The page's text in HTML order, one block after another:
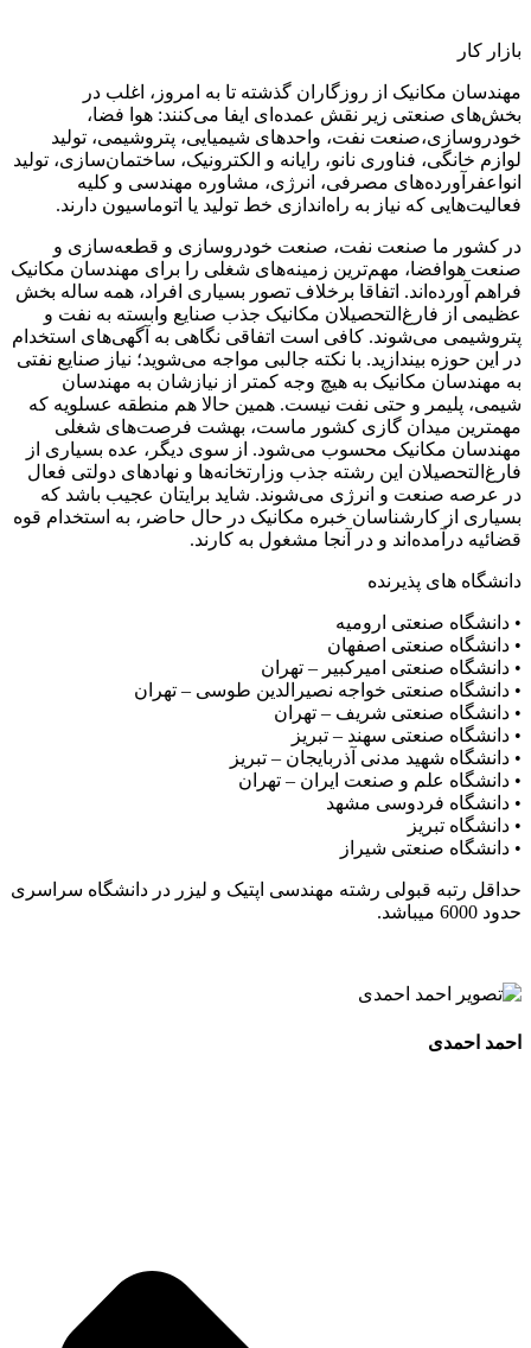
بازار کار
مهندسان مکانیک از روزگاران گذشته تا به امروز، اغلب در
بخش‌های صنعتی زیر نقش عمده‌ای ایفا می‌کنند: هوا فضا،
خودروسازی،صنعت نفت، واحدهای شیمیایی، پتروشیمی، تولید
لوازم خانگی، فناوری نانو، رایانه و الکترونیک، ساختمان‌سازی، تولید
انواعفرآورده‌های مصرفی، انرژی، مشاوره مهندسی و کلیه
فعالیت‌هایی که نیاز به راه‌اندازی خط تولید یا اتوماسیون دارند.
در کشور ما صنعت نفت، صنعت خودروسازی و قطعه‌سازی و
صنعت هوافضا، مهم‌ترین زمینه‌های شغلی را برای مهندسان مکانیک
فراهم آورده‌اند. اتفاقا برخلاف تصور بسیاری افراد، همه ساله بخش
عظیمی از فارغ‌التحصیلان مکانیک جذب صنایع وابسته به نفت و
پتروشیمی می‌شوند. کافی است اتفاقی نگاهی به آگهی‌های استخدام
در این حوزه بیندازید. با نکته جالبی مواجه می‌شوید؛ نیاز صنایع نفتی
به مهندسان مکانیک به هیچ وجه کمتر از نیازشان به مهندسان
شیمی، پلیمر و حتی نفت نیست. همین حالا هم منطقه عسلویه که
مهمترین میدان گازی کشور ماست، بهشت فرصت‌های شغلی
مهندسان مکانیک محسوب می‌شود. از سوی دیگر، عده بسیاری از
فارغ‌التحصیلان این رشته جذب وزارتخانه‌ها و نهادهای دولتی فعال
در عرصه صنعت و انرژی می‌شوند. شاید برایتان عجیب باشد که
بسیاری از کارشناسان خبره مکانیک در حال حاضر، به استخدام قوه
قضائیه درآمده‌اند و در آنجا مشغول به کارند.
دانشگاه های پذیرنده
• دانشگاه صنعتی ارومیه
• دانشگاه صنعتی اصفهان
• دانشگاه صنعتی امیرکبیر – تهران
• دانشگاه صنعتی خواجه نصیرالدین طوسی – تهران
• دانشگاه صنعتی شریف – تهران
• دانشگاه صنعتی سهند – تبریز
• دانشگاه شهید مدنی آذربایجان – تبریز
• دانشگاه علم و صنعت ایران – تهران
• دانشگاه فردوسی مشهد
• دانشگاه تبریز
• دانشگاه صنعتی شیراز
حداقل رتبه قبولی رشته مهندسی اپتیک و لیزر در دانشگاه سراسری
حدود 6000 میباشد.
احمد احمدی